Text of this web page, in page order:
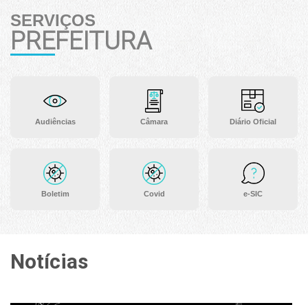
SERVIÇOS
PREFEITURA
Audiências
Boletim
Câmara
Covid
Diário Oficial
e-SIC
Notícias